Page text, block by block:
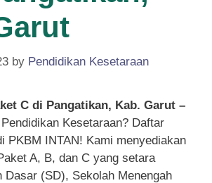
by Pendidikan Kesetaraan
C di Pangatikan, Kab. Garut –
Kesetaraan? Daftar
PKBM INTAN! Kami menyediakan
A, B, dan C yang setara
Dasar (SD), Sekolah Menengah